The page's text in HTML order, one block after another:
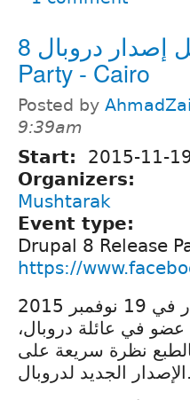
حفل إصدار دروبال 8 | Drupal 8 Release
Party - Cairo
Posted by
9:39am
Start: 2015-11-
Organizers:
Mushtarak
Event type:
Drupal 8 Release
https://
عضو في عائلة دروبال،
نظرة سريعة على
الإصدار الجديد لدروبال.